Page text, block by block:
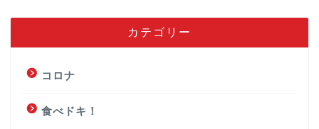
カテゴリー
コロナ
食べドキ！